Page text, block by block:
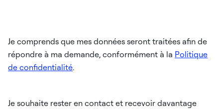
Je comprends que mes données seront traitées afin de
répondre à ma demande, conformément à la Politique
de confidentialité.
Je souhaite rester en contact et recevoir davantage